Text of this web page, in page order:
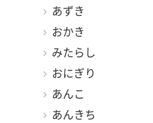
あずき
おかき
みたらし
おにぎり
あんこ
あんきち